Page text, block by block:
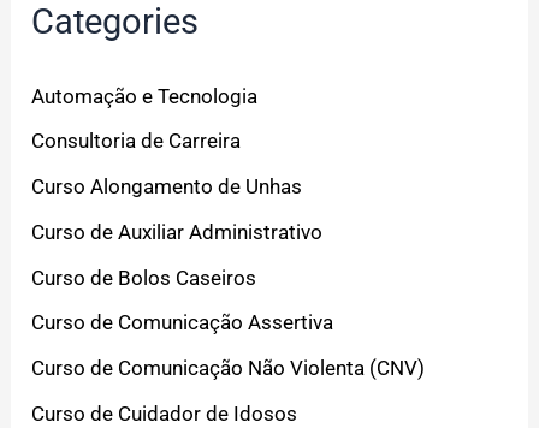
Categories
Automação e Tecnologia
Consultoria de Carreira
Curso Alongamento de Unhas
Curso de Auxiliar Administrativo
Curso de Bolos Caseiros
Curso de Comunicação Assertiva
Curso de Comunicação Não Violenta (CNV)
Curso de Cuidador de Idosos